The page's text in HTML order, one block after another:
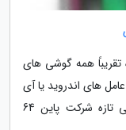
تقریباً همه گوشی های
های اندروید یا آی
او اس هستند. اما گوشی پرچمدار هنگ کنگی تازه شرکت پاین 64